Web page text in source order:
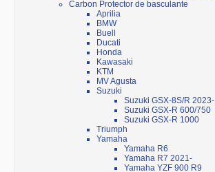
Carbon Protector de basculante
Aprilia
BMW
Buell
Ducati
Honda
Kawasaki
KTM
MV Agusta
Suzuki
Suzuki GSX-8S/R 2023-
Suzuki GSX-R 600/750
Suzuki GSX-R 1000
Triumph
Yamaha
Yamaha R6
Yamaha R7 2021-
Yamaha YZF 900 R9